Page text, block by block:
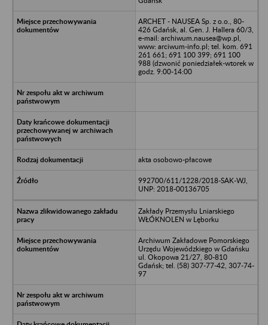
ARCHET - NAUSEA Sp. z o.o., 80-
426 Gdańsk, al. Gen. J. Hallera 60/3,
e-mail: archiwum.nausea@wp.pl,
www: arciwum-info.pl; tel. kom. 691
261 661; 691 100 399; 691 100
988 (dzwonić poniedziałek-wtorek w
godz. 9:00-14:00
akta osobowo-płacowe
992700/611/1228/2018-SAK-WJ,
UNP: 2018-00136705
Zakłady Przemysłu Lniarskiego
WŁÓKNOLEN w Lęborku
Archiwum Zakładowe Pomorskiego
Urzędu Wojewódzkiego w Gdańsku
ul. Okopowa 21/27, 80-810
Gdańsk; tel. (58) 307-77-42, 307-74-
97